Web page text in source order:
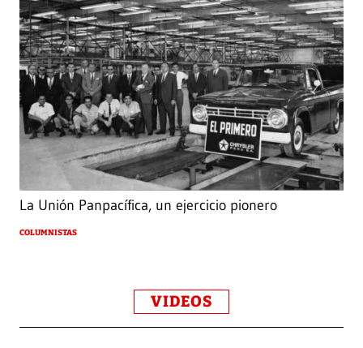
La Unión Panpacífica, un ejercicio pionero
COLUMNISTAS
VIDEOS